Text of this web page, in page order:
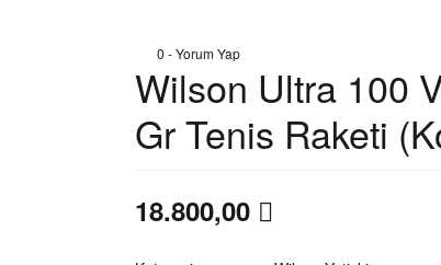
0 - Yorum Yap
Wilson Ultra 100
Gr Tenis Raketi
18.800,00